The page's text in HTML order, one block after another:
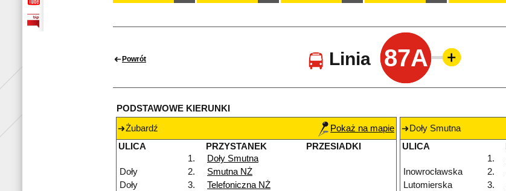
Powrót Linia 87A
PODSTAWOWE KIERUNKI
Żubardź
Pokaż na mapie
ULICA
PRZYSTANEK
PRZESIADKI
1.
Doły Smutna
Doły
2.
Smutna NŻ
Doły
3.
Telefoniczna NŻ
Doły Smutna
ULICA
1.
Inowrocławska
2.
Lutomierska
3.